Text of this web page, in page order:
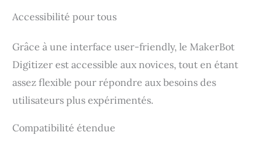
interaction inter-écrans] Le
haut débit avec PC et
smartphones. Diffusez en
direct l’image du scan
depuis votre PC vers votre
un aperçu inter-écrans en
mobile et une détection
Accessibilité pour tous
Grâce à une interface user-friendly, le MakerBot
Digitizer est accessible aux novices, tout en étant
assez flexible pour répondre aux besoins des
utilisateurs plus expérimentés.
Compatibilité étendue